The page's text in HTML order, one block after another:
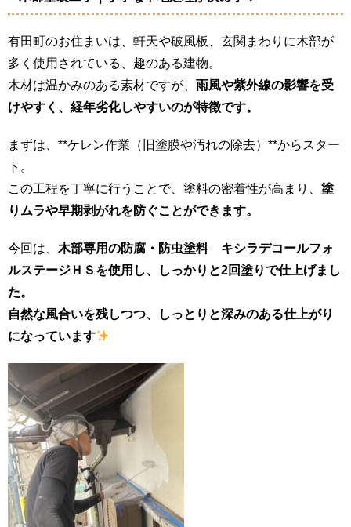
有田町のお住まいは、軒天や破風板、玄関まわりに木部が
多く使用されている、趣のある建物。
木材は温かみのある素材ですが、 雨風や紫外線の影響を受
けやすく、経年劣化しやすいのが特徴です。
まずは、**ケレン作業（旧塗膜や汚れの除去）**からスター
ト。
この工程を丁寧に行うことで、塗料の密着性が高まり、 塗
りムラや早期剥がれを防ぐことができます。
今回は、 木部専用の防腐・防虫塗料 キシラデコールフォ
ルステージＨＳを使用し、しっかりと2回塗りで仕上げまし
た。
自然な風合いを残しつつ、
しっとりと深みのある仕上がり
になっています